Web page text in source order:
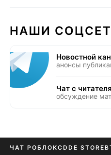
НАШИ
Новостной
анонсы
Чат с
обсуждение
ЧАТ РОБЛОКСDDE STORE